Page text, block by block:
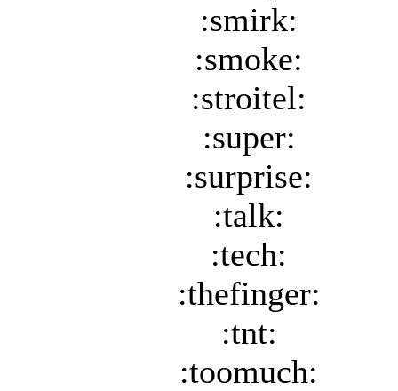
:smirk:
:smoke:
:stroitel:
:super:
:surprise:
:talk:
:tech:
:thefinger:
:tnt:
:toomuch: